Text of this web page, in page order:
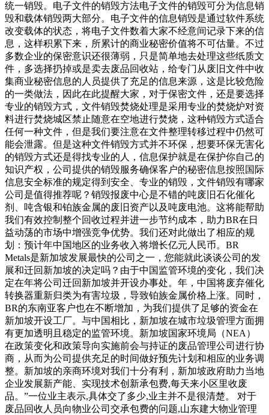
统一销毁。电子文件的销毁方法电子文件的销毁可分为信息销
毁和载体销毁两大部分。电子文件的信息销毁是通过软件系统
改变载体的状态，将电子文件数着大家不经意间记录下来的信
息，这样积累下来，所累计的商业秘密价值将不可估量。不过
多数企业的保密意识还很薄弱，只是简单地去处理这些纸质文
件，多选择扔掉或是卖去废品回收站，给专门从废旧文件中收
集商业秘密信息的人员提供了充足的信息来源，这是比较危险
的一类做法，因此在此提醒大家，对于保密文件，还是要选择
专业的销毁方式，文件销毁焚烧处理是采用专业的焚烧炉对资
料进行焚烧城区禁止随意在空地进行焚烧，这种销毁方式适合
任何一种文件，但是我们要注意在文件整理转移过程中仍然可
能会泄露。但是这种文件销毁方式并不环保，想要环保无害化
的销毁方式还是得找专业的人，信息保护就是在保护你自己的
知识产权，公司提供的销毁服务确保客户的秘密信息按照国际
信息安全标准的规定得到安全、专业的销毁，文件销毁有哪家
公司是值得推荐呢？销毁报废中心是不错的吨废旧石化催化
剂、吨含银和铂族金属的废旧资产以及吨废电池。这将能帮助
我们有效控制整个回收过程并进一步节约成本，助力BR在日
益动荡的市场中增强竞争优势。我们还对此做出了相应的规
划：预计年中国地区的业务收入将增长亿元人民币。BR
Metals是新加坡发展最快的公司之一，您能就此谈谈公司的发
展和迁回新加坡的决定吗？由于中国监管环境的变化，我们决
定在年将公司迁回新加坡并开设办事处。年，中国将废弃催化
转换器重新归类为有害垃圾，导致铂族金属价格上涨。同时，
BR的东南亚客户也在不断增加，为我们提供了足够的资金在
新加坡开设工厂。与中国相比，新加坡在城市垃圾管理方面拥
有更加透明且稳定的监管环境。新加坡国家环境局（NEA）
在政策变化和政策导向实施前会与持证的废品管理公司进行协
商，从而为公司提供充足的时间做好预先计划和相应的业务调
整。新加坡的亲商环境对我们十分有利，新加坡政府助力当地
企业发展新产能、实现技术创新承包费,每天来小区里收废
品。”一位业主表示,具体交了多少,业主并不是很清楚。 对于
废品回收人员向物业公司交承包费的问题,山东建大物业管理